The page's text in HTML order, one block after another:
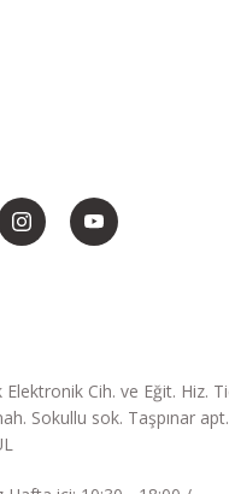
Cih. ve Eğit. Hiz.
Sokullu sok. Taşpınar